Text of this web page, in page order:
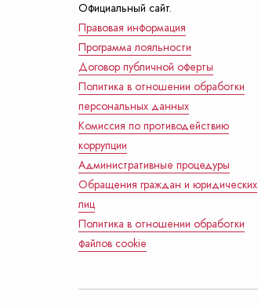
Официальный сайт.
Правовая информация
Программа лояльности
Договор публичной оферты
Политика в отношении обработки
персональных данных
Комиссия по противодействию
коррупции
Административные процедуры
Обращения граждан и юридических
лиц
Политика в отношении обработки
файлов cookie